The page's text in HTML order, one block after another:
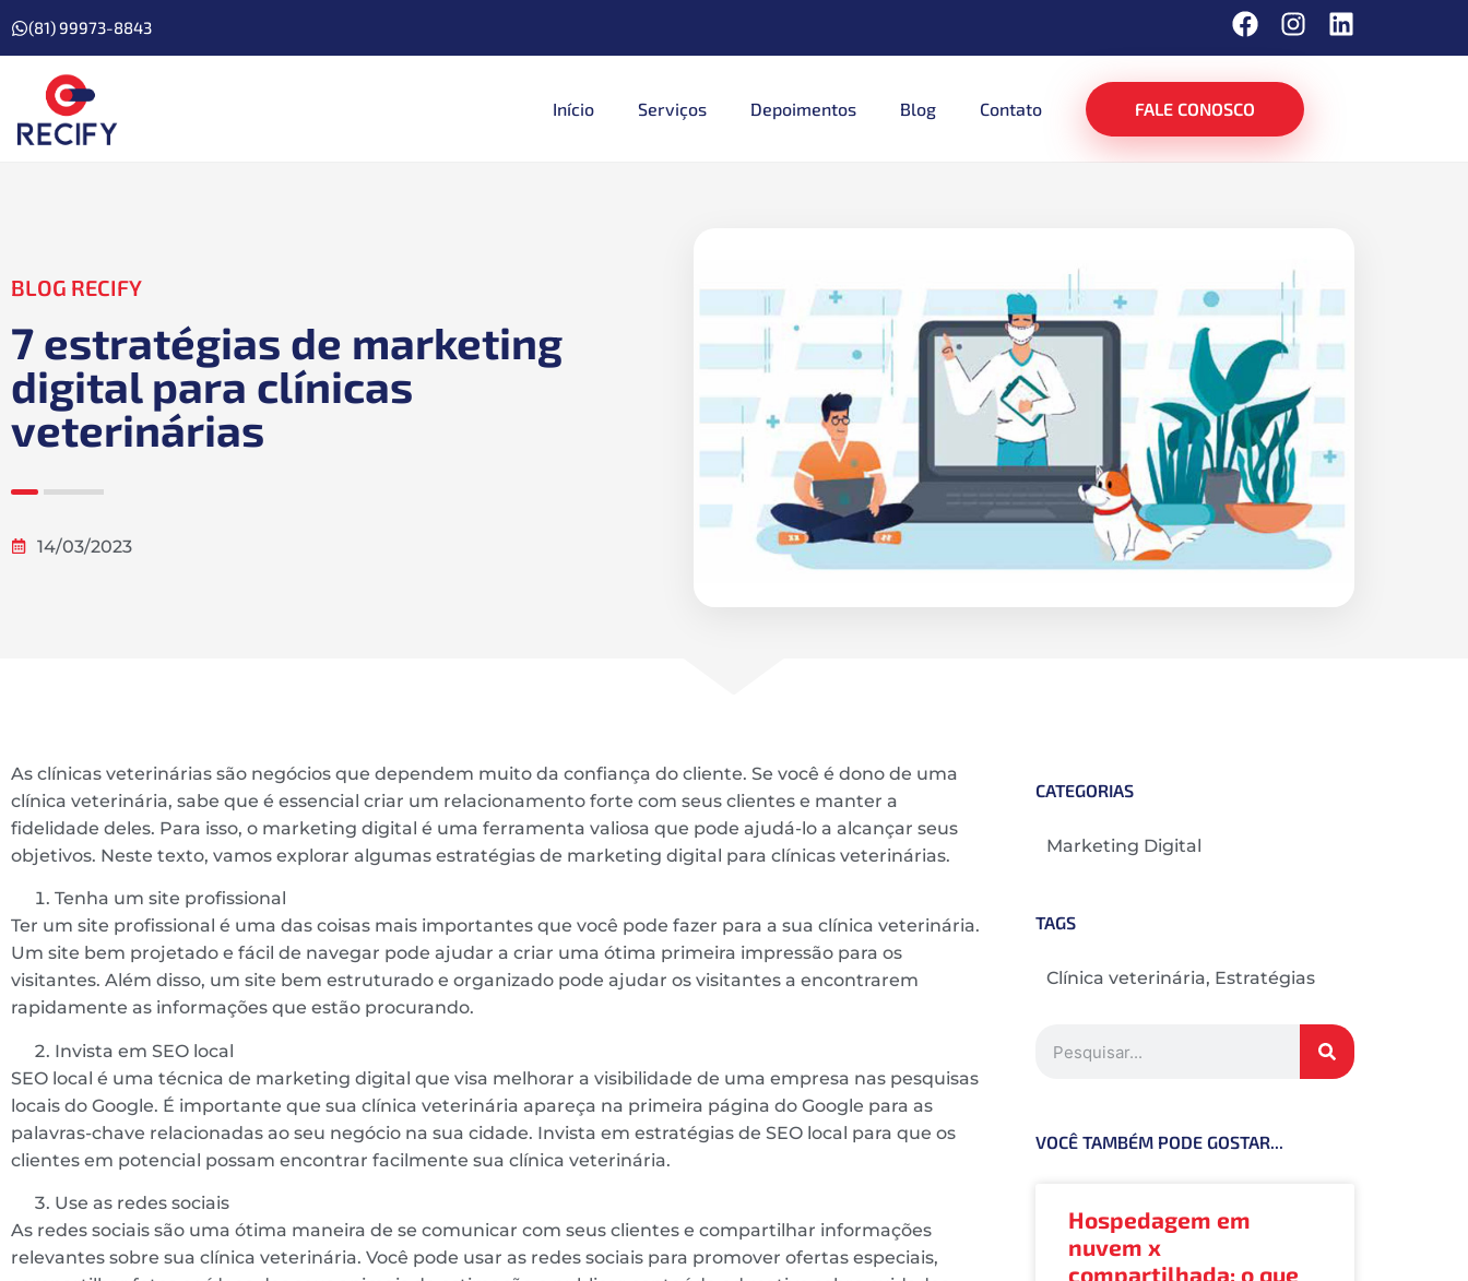
(81) 99973-8843
Início Serviços Depoimentos Blog Contato FALE CONOSCO
BLOG RECIFY
7 estratégias de marketing
digital para clínicas
veterinárias
14/03/2023
As clínicas veterinárias são negócios que dependem muito da confiança do cliente. Se você é dono de uma
clínica veterinária, sabe que é essencial criar um relacionamento forte com seus clientes e manter a
fidelidade deles. Para isso, o marketing digital é uma ferramenta valiosa que pode ajudá-lo a alcançar seus
objetivos. Neste texto, vamos explorar algumas estratégias de marketing digital para clínicas veterinárias.
Tenha um site profissional
Ter um site profissional é uma das coisas mais importantes que você pode fazer para a sua clínica veterinária.
Um site bem projetado e fácil de navegar pode ajudar a criar uma ótima primeira impressão para os
visitantes. Além disso, um site bem estruturado e organizado pode ajudar os visitantes a encontrarem
rapidamente as informações que estão procurando.
Invista em SEO local
SEO local é uma técnica de marketing digital que visa melhorar a visibilidade de uma empresa nas pesquisas
locais do Google. É importante que sua clínica veterinária apareça na primeira página do Google para as
palavras-chave relacionadas ao seu negócio na sua cidade. Invista em estratégias de SEO local para que os
clientes em potencial possam encontrar facilmente sua clínica veterinária.
Use as redes sociais
As redes sociais são uma ótima maneira de se comunicar com seus clientes e compartilhar informações
relevantes sobre sua clínica veterinária. Você pode usar as redes sociais para promover ofertas especiais,
CATEGORIAS
Marketing Digital
TAGS
Clínica veterinária, Estratégias
VOCÊ TAMBÉM PODE GOSTAR...
Hospedagem em
nuvem x
compartilhada: o que